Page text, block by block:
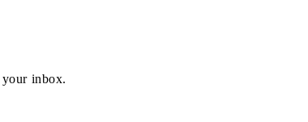
your inbox.